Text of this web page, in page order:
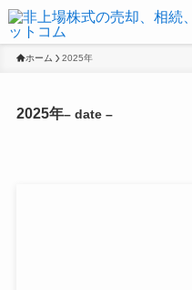
ホーム 2025年
2025年– date –